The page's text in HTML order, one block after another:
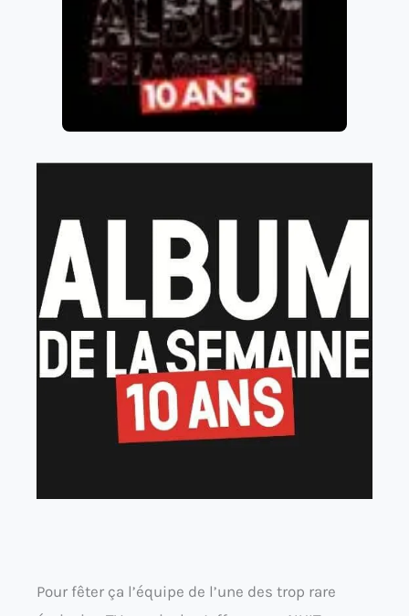
Pour fêter ça l’équipe de l’une des trop rare